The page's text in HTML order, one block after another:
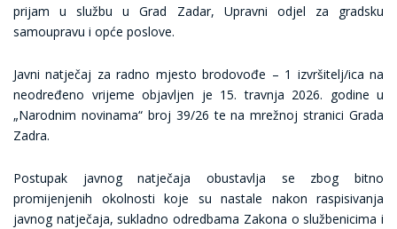
prijam u službu u Grad Zadar, Upravni odjel za gradsku
samoupravu i opće poslove.
Javni natječaj za radno mjesto brodovođe – 1 izvršitelj/ica na
neodređeno vrijeme objavljen je 15. travnja 2026. godine u
„Narodnim novinama“ broj 39/26 te na mrežnoj stranici Grada
Zadra.
Postupak javnog natječaja obustavlja se zbog bitno
promijenjenih okolnosti koje su nastale nakon raspisivanja
javnog natječaja, sukladno odredbama Zakona o službenicima i